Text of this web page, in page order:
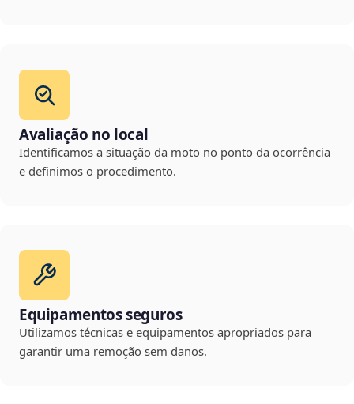
Avaliação no local
Identificamos a situação da moto no ponto da ocorrência
e definimos o procedimento.
Equipamentos seguros
Utilizamos técnicas e equipamentos apropriados para
garantir uma remoção sem danos.